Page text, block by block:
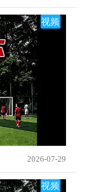
视频
2026-07-29
视频